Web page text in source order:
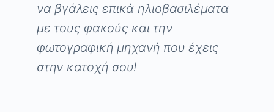
να βγάλεις επικά ηλιοβασιλέματα
με τους φακούς και την
φωτογραφική μηχανή που έχεις
στην κατοχή σου!